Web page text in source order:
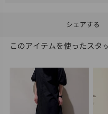
シェアする
このアイテムを使ったスタ